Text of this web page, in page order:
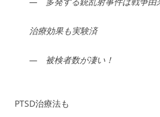
治療効果も実験済
— 被検者数が凄い！
PTSD治療法も